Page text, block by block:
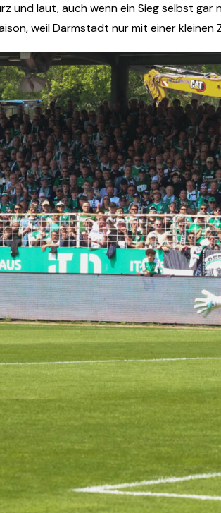
und laut, auch wenn ein Sieg selbst
weil Darmstadt nur mit einer